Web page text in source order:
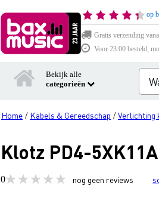
op
Gratis verzending
Voor 23:00 besteld,
Bekijk alle
categorieën
Home / Kabels & Gereedschap /Verlichting
Klotz PD4-
0 nog geen reviews